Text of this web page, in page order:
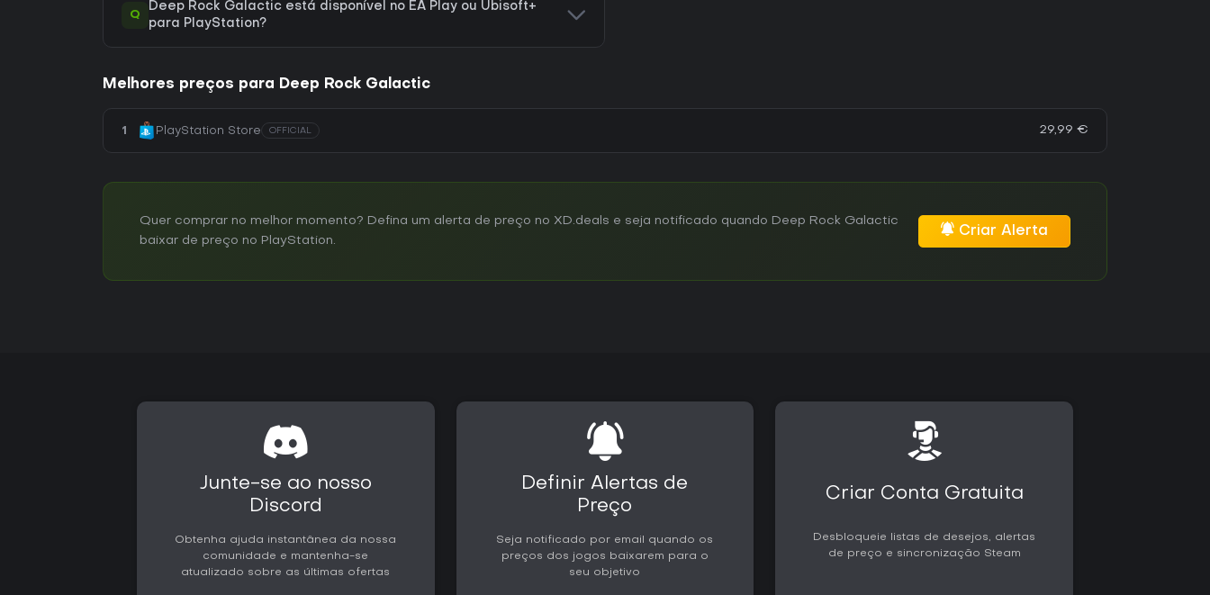
Q
Deep Rock Galactic está disponível no EA Play ou Ubisoft+
para PlayStation?
Melhores preços para Deep Rock Galactic
1 PlayStation Store OFFICIAL 29,99 €
Quer comprar no melhor momento? Defina um alerta de preço no XD.deals e seja notificado quando Deep Rock Galactic
baixar de preço no PlayStation.
Criar Alerta
Junte-se ao nosso
Discord
Obtenha ajuda instantânea da nossa
comunidade e mantenha-se
atualizado sobre as últimas ofertas
Definir Alertas de
Preço
Seja notificado por email quando os
preços dos jogos baixarem para o
seu objetivo
Criar Conta Gratuita
Desbloqueie listas de desejos, alertas
de preço e sincronização Steam